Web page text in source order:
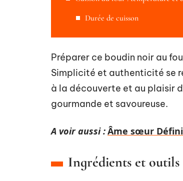
Durée de cuisson
Préparer ce boudin noir au
Simplicité et authenticité se
à la découverte et au plaisir
gourmande et savoureuse.
A voir aussi :Âme sœur
Ingrédients et outils